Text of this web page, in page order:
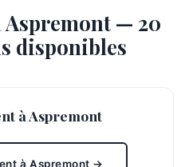
Aspremont — 20
disponibles
à Aspremont